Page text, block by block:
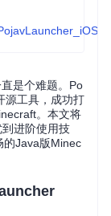
是个难题。Po
源工具，成功打
。本文将
进阶使用技
的Java版Minec